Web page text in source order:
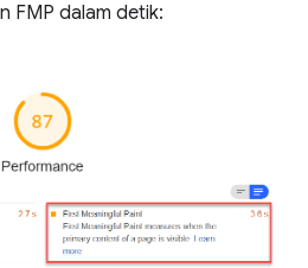
FMP dalam detik: